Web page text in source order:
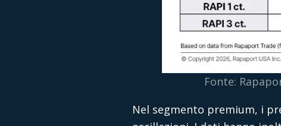
Fonte:
Nel segmento premium, i